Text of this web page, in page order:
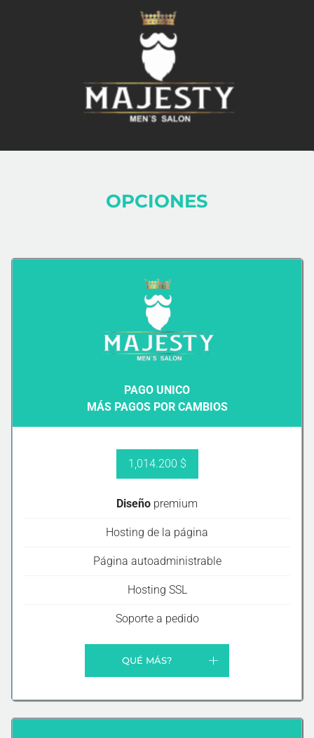
OPCIONES
PAGO UNICO
MÁS PAGOS POR CAMBIOS
1,014.200 $
Diseño premium
Hosting de la página
Página autoadministrable
Hosting SSL
Soporte a pedido
QUÉ MÁS?